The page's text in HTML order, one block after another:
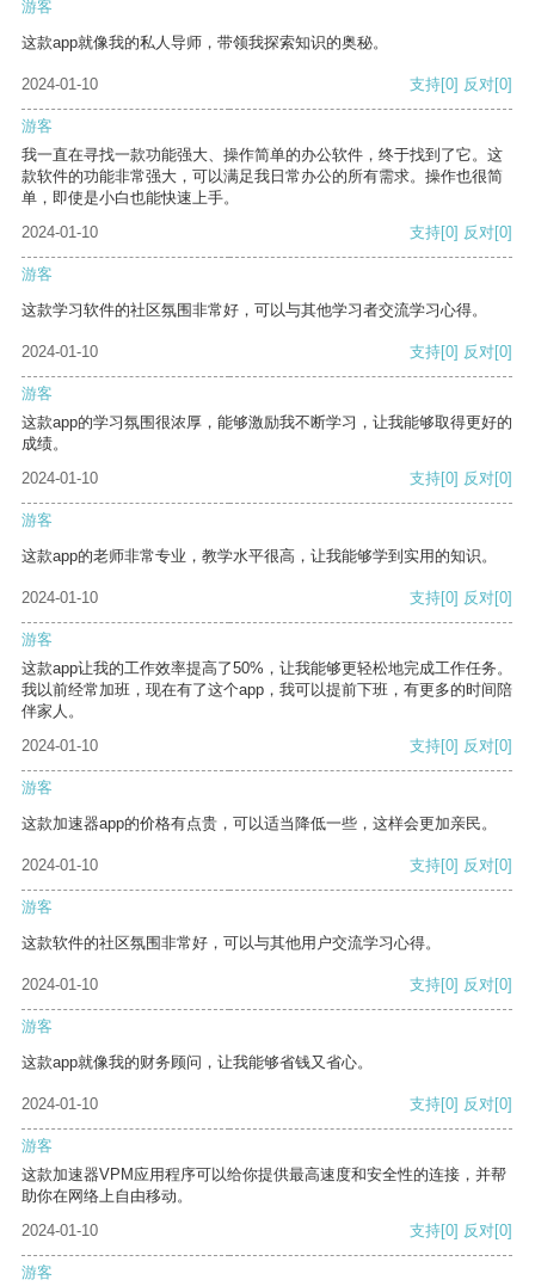
游客
这款app就像我的私人导师，带领我探索知识的奥秘。
2024-01-10 支持[0] 反对[0]
游客
我一直在寻找一款功能强大、操作简单的办公软件，终于找到了它。这
款软件的功能非常强大，可以满足我日常办公的所有需求。操作也很简
单，即使是小白也能快速上手。
2024-01-10
支持[0] 反对[0]
游客
这款学习软件的社区氛围非常好，可以与其他学习者交流学习心得。
2024-01-10 支持[0] 反对[0]
游客
这款app的学习氛围很浓厚，能够激励我不断学习，让我能够取得更好的
成绩。
2024-01-10
支持[0] 反对[0]
游客
这款app的老师非常专业，教学水平很高，让我能够学到实用的知识。
2024-01-10 支持[0] 反对[0]
游客
这款app让我的工作效率提高了50%，让我能够更轻松地完成工作任务。
我以前经常加班，现在有了这个app，我可以提前下班，有更多的时间陪
伴家人。
2024-01-10
支持[0] 反对[0]
游客
这款加速器app的价格有点贵，可以适当降低一些，这样会更加亲民。
2024-01-10 支持[0] 反对[0]
游客
这款软件的社区氛围非常好，可以与其他用户交流学习心得。
2024-01-10 支持[0] 反对[0]
游客
这款app就像我的财务顾问，让我能够省钱又省心。
2024-01-10 支持[0] 反对[0]
游客
这款加速器VPM应用程序可以给你提供最高速度和安全性的连接，并帮
助你在网络上自由移动。
2024-01-10
支持[0] 反对[0]
游客